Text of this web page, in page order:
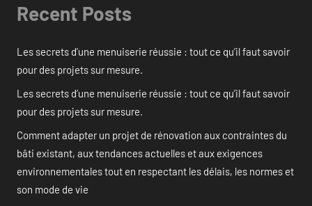
Recent Posts
Les secrets d’une menuiserie réussie : tout ce qu’il faut savoir
pour des projets sur mesure.
Les secrets d’une menuiserie réussie : tout ce qu’il faut savoir
pour des projets sur mesure.
Comment adapter un projet de rénovation aux contraintes du
bâti existant, aux tendances actuelles et aux exigences
environnementales tout en respectant les délais, les normes et
son mode de vie